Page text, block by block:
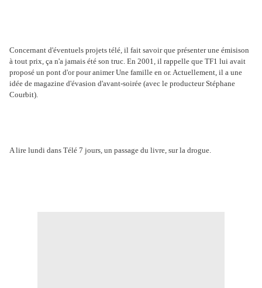
Concernant d'éventuels projets télé, il fait savoir que présenter une émisison
à tout prix, ça n'a jamais été son truc. En 2001, il rappelle que TF1 lui avait
proposé un pont d'or pour animer Une famille en or. Actuellement, il a une
idée de magazine d'évasion d'avant-soirée (avec le producteur Stéphane
Courbit).
A lire lundi dans Télé 7 jours, un passage du livre, sur la drogue.